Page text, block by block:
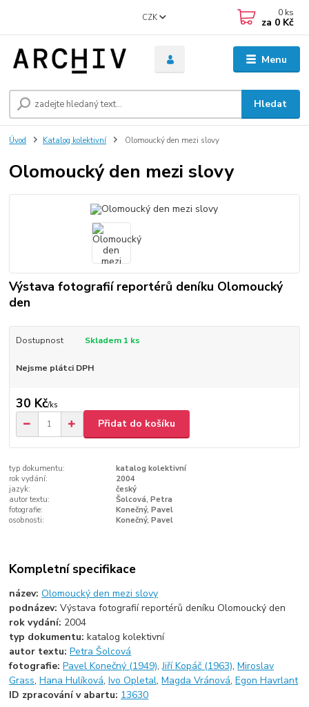
Menu
CZK
Hledat
0 ks
za 0 Kč
Úvod Katalog kolektivní Olomoucký den mezi slovy
Olomoucký den mezi slovy
Výstava fotografií reportérů deníku Olomoucký
den
Dostupnost Skladem 1 ks
Nejsme plátci DPH
30 Kč/ks
Přidat do košíku
typ dokumentu:
katalog kolektivní
rok vydání:
2004
jazyk:
český
autor textu:
Šolcová, Petra
fotografie:
Konečný, Pavel
osobnosti:
Konečný, Pavel
Kompletní specifikace
název:Olomoucký den mezi slovy
podnázev:Výstava fotografií reportérů deníku Olomoucký den
rok vydání: 2004
typ dokumentu:katalog kolektivní
autor textu:Petra Šolcová
fotografie:Pavel Konečný (1949),Jiří Kopáč (1963),Miroslav
Grass,Hana Hulíková,Ivo Opletal,Magda Vránová,Egon Havrlant
ID zpracování v abartu: 13630